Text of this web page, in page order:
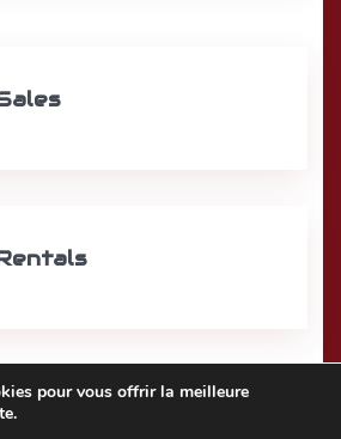
pour vous offrir la meilleure